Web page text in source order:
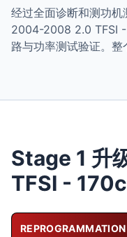
经过全面诊断和测功
2004-2008 2.0 TFSI -
路与功率测试验证。整
Stage 1 升
TFSI -
REPROGRAMMATION